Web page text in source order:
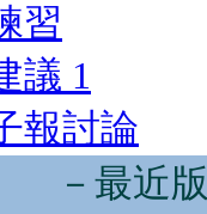
習
議 1
報討論
－最近